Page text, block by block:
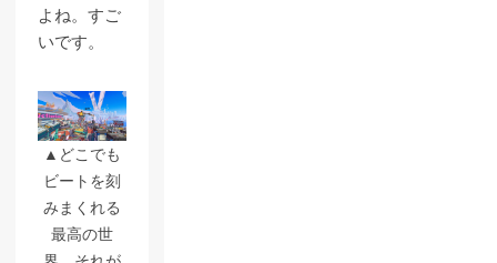
よね。すご
いです。
▲どこでも
ビートを刻
みまくれる
最高の世